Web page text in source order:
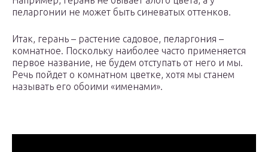
пеларгонии не может быть синеватых оттенков.
Итак, герань – растение садовое, пеларгония –
комнатное. Поскольку наиболее часто применяется
первое название, не будем отступать от него и мы.
Речь пойдет о комнатном цветке, хотя мы станем
называть его обоими «именами».